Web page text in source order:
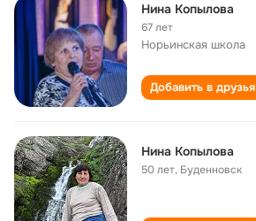
Нина Копылова
67 лет
Норьинская школа
Добавить в друзья
Нина Копылова
50 лет, Буденновск